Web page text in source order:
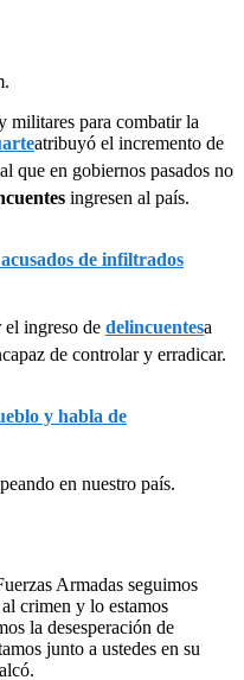
militares para combatir la
atribuyó el incremento de
que en gobiernos pasados no
ingresen al país.
de infiltrados
el ingreso de delincuentesa
de controlar y erradicar.
y habla de
en nuestro país.
Armadas seguimos
crimen y lo estamos
la desesperación de
junto a ustedes en su